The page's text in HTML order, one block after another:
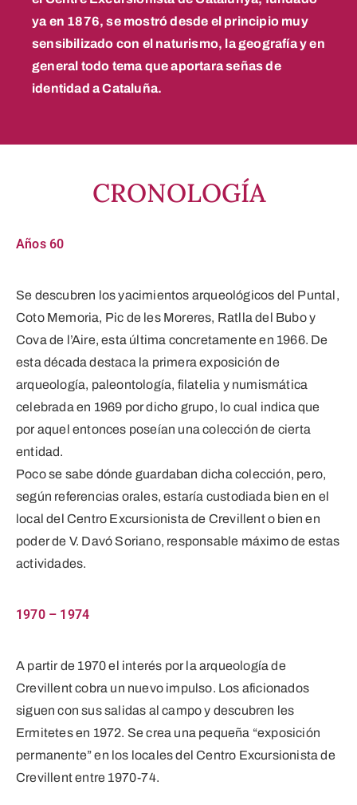
ya en 1876, se mostró desde el principio muy
sensibilizado con el naturismo, la geografía y en
general todo tema que aportara señas de
identidad a Cataluña.
CRONOLOGÍA
Años 60
Se descubren los yacimientos arqueológicos del Puntal,
Coto Memoria, Pic de les Moreres, Ratlla del Bubo y
Cova de l’Aire, esta última concretamente en 1966. De
esta década destaca la primera exposición de
arqueología, paleontología, filatelia y numismática
celebrada en 1969 por dicho grupo, lo cual indica que
por aquel entonces poseían una colección de cierta
entidad.
Poco se sabe dónde guardaban dicha colección, pero,
según referencias orales, estaría custodiada bien en el
local del Centro Excursionista de Crevillent o bien en
poder de V. Davó Soriano, responsable máximo de estas
actividades.
1970 – 1974
A partir de 1970 el interés por la arqueología de
Crevillent cobra un nuevo impulso. Los aficionados
siguen con sus salidas al campo y descubren les
Ermitetes en 1972. Se crea una pequeña “exposición
permanente” en los locales del Centro Excursionista de
Crevillent entre 1970-74.